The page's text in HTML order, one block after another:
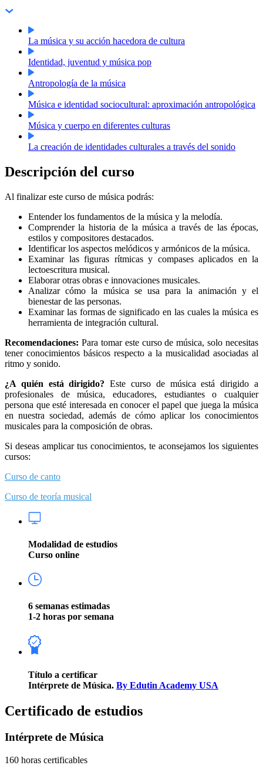
La música y su acción hacedora de cultura
Identidad, juventud y música pop
Antropología de la música
Música e identidad sociocultural: aproximación antropológica
Música y cuerpo en diferentes culturas
La creación de identidades culturales a través del sonido
Descripción del curso
Al finalizar este curso de música podrás:
Entender los fundamentos de la música y la melodía.
Comprender la historia de la música a través de las épocas,
estilos y compositores destacados.
Identificar los aspectos melódicos y armónicos de la música.
Examinar las figuras rítmicas y compases aplicados en la
lectoescritura musical.
Elaborar otras obras e innovaciones musicales.
Analizar cómo la música se usa para la animación y el
bienestar de las personas.
Examinar las formas de significado en las cuales la música es
herramienta de integración cultural.
Recomendaciones: Para tomar este curso demúsica, solo necesitas
tener conocimientos básicos respecto a la musicalidad asociadas al
ritmo y sonido.
¿A quién está dirigido? Este curso de música está dirigido a
profesionales de música, educadores, estudiantes o cualquier
persona que esté interesada en conocer el papel que juega la música
en nuestra sociedad, además de cómo aplicar los conocimientos
musicales para la composición de obras.
Si deseas amplicar tus conocimientos, te aconsejamos los siguientes
cursos:
Curso de canto
Curso de teoría musical
Modalidad de estudios
Curso online
6 semanas estimadas
1-2 horas por semana
Título a certificar
Intérprete de Música. By Edutin Academy USA
Certificado de estudios
Intérprete de Música
160 horas certificables